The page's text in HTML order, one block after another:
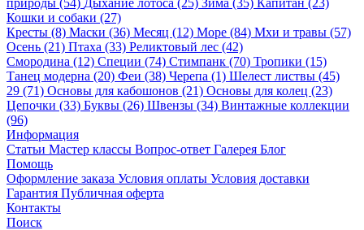
природы (54) Дыхание лотоса (25) Зима (35) Капитан (23)
Кошки и собаки (27)
Кресты (8) Маски (36) Месяц (12) Море (84) Мхи и травы (57)
Осень (21) Птаха (33) Реликтовый лес (42)
Смородина (12) Специи (74) Стимпанк (70) Тропики (15)
Танец модерна (20) Феи (38) Черепа (1) Шелест листвы (45)
29 (71) Основы для кабошонов (21) Основы для колец (23)
Цепочки (33) Буквы (26) Швензы (34) Винтажные коллекции
(96)
Информация
Статьи Мастер классы Вопрос-ответ Галерея Блог
Помощь
Оформление заказа Условия оплаты Условия доставки
Гарантия Публичная оферта
Контакты
Поиск